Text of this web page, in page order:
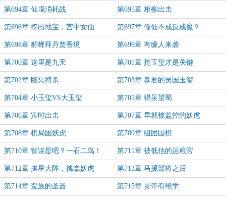
第694章 仙境消耗战 第695章 相柳出击
第696章 挖出地宝，宫中女仙 第697章 修仙不成反成魔？
第698章 貂蝉拜月焚香境 第699章 有缘人来袭
第700章 这里是九天 第701章 抢玉玺才是关键
第702章 幽冥搏杀 第703章 暴君的吴国玉玺
第704章 小玉玺VS大玉玺 第705章 得吴望蜀
第706章 寅时出击 第707章 早就被监控的妖虎
第708章 棋局困妖虎 第709章 组团围棋
第710章 智谋是吧？一石二鸟！ 第711章 被低估的运粮官
第712章 攘星大阵，擒拿妖虎 第713章 马援部将之后
第714章 蛮族的圣器 第715章 灵帝有绝学